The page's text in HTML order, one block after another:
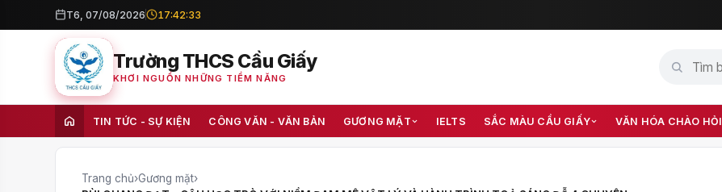
T6, 07/08/2026 17:42:34
Trường THCS Cầu Giấy
KHƠI NGUỒN NHỮNG TIỀM NĂNG
TIN TỨC - SỰ KIỆN CÔNG VĂN - VĂN BẢN GƯƠNG MẶT IELTS SẮC MÀU CẦU GIẤY VĂN HÓA CHÀO HỎI
Trang chủ›Gương mặt›